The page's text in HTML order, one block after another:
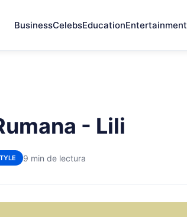
BusinessCelebsEducationEntertainment
- Lili
9 min de lectura